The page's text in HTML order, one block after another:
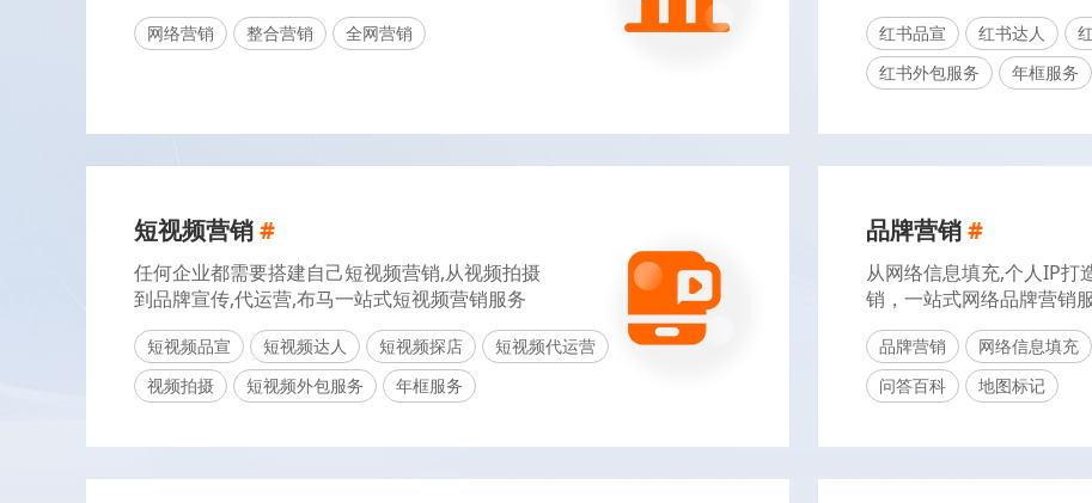
网络营销 整合营销 全网营销 红书品宣 红书达人
红书外包服务
年框服务
短视频营销#
任何企业都需要搭建自己短视频营销,从视频拍摄
到品牌宣传,代运营,布马一站式短视频营销服务
短视频品宣 短视频达人 短视频探店
短视频代运营
视频拍摄
短视频外包服务 年框服务
品牌营销#
从网络信息填充,个人IP打
销，一站式网络品牌营销
品牌营销 网络信息填充
问答百科
地图标记